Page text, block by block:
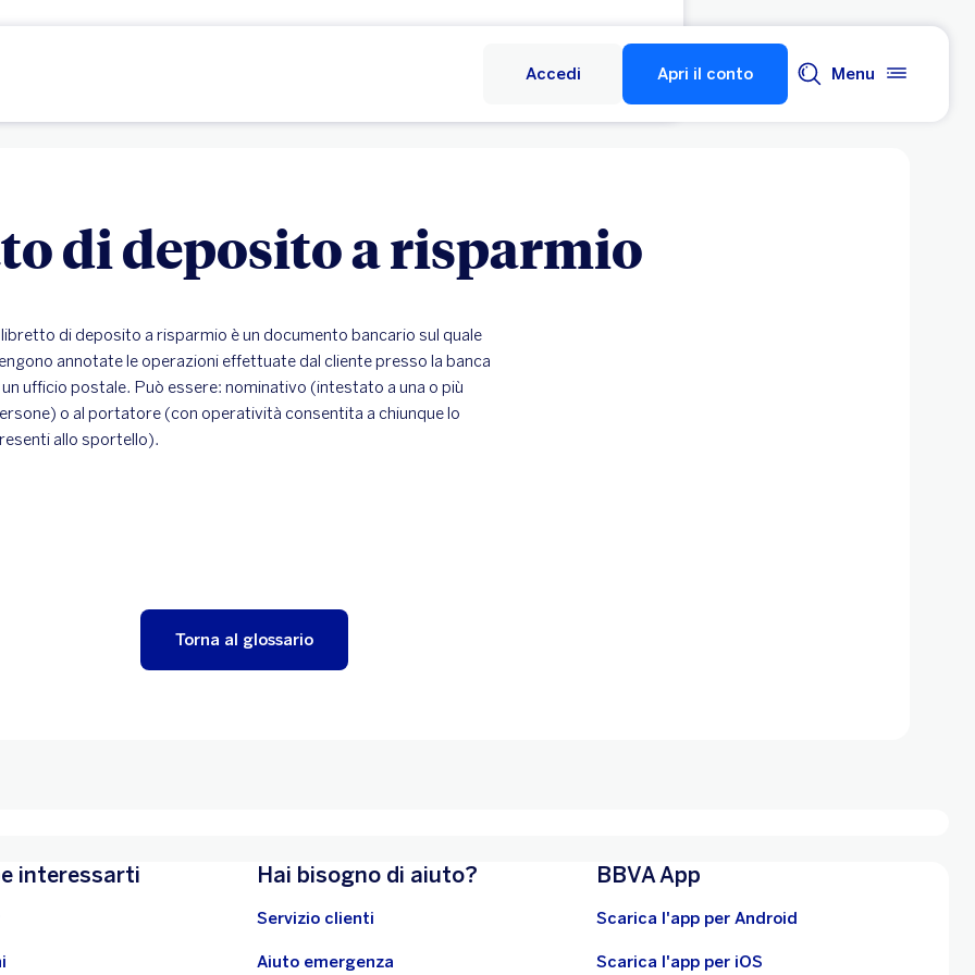
Accedi
Apri il conto Menu
di deposito a risparmio
di deposito a risparmio è un documento bancario sul quale
annotate le operazioni effettuate dal cliente presso la banca
un ufficio postale. Può essere: nominativo (intestato a una o più
o al portatore (con operatività consentita a chiunque lo
allo sportello).
Torna al glossario
interessarti Hai bisogno di aiuto?
Servizio clienti
Aiuto emergenza
BBVA App
Scarica l'app per Android
Scarica l'app per iOS